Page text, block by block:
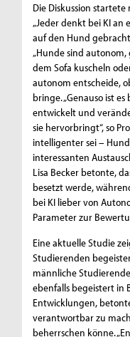
Die Diskussion
„Jeder denkt bei KI an
auf den Hund
„Hunde sind autonom,
dem Sofa kuscheln
autonom entscheide,
bringe. „Genauso ist
entwickelt und
sie hervorbringt“, so
intelligenter sei –
interessanten
Lisa Becker betonte,
besetzt werde,
bei KI lieber von
Parameter zur
Eine aktuelle Studie
Studierenden
männliche
ebenfalls begeistert in
Entwicklungen,
verantwortbar zu
beherrschen könne.